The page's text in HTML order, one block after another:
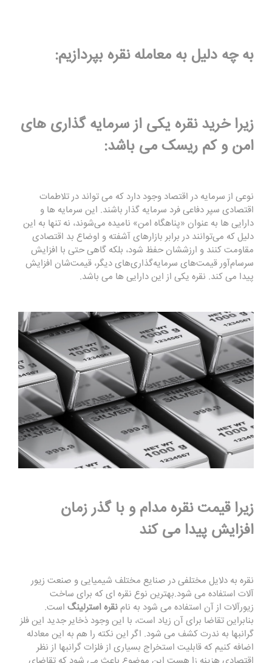
به چه دليل به معامله نقره بپردازیم:
زیرا خرید نقره یکی از سرمایه گذاری های
امن و کم ریسک می باشد:
نوعی از سرمایه در اقتصاد وجود دارد که می تواند در تلاطمات
اقتصادی سپر دفاعی فرد سرمایه گذار باشند. این سرمایه ها و
دارایی ها به عنوان «پناهگاه امن» نامیده می‌شوند، نه تنها به این
دلیل که می‌توانند در برابر بازارهای آشفته و اوضاع بد اقتصادی
مقاومت کنند و ارزششان حفظ شود، بلکه گاهی حتی با افزایش
سرسام‌آور قیمت‌های سرمایه‌گذاری‌های دیگر، قیمت‌شان افزایش
پیدا می کند. نقره یکی از این دارایی ها می باشد.
زیرا قیمت نقره مدام و با گذر زمان
افزایش پیدا می کند
نقره به دلایل مختلفی در صنایع مختلف شیمیایی و صنعت زیور
آلات استفاده می شود.بهترین نوع نقره ای که برای ساخت
زیورآلات از آن استفاده می شود به نامنقره استرلینگ است.
بنابراین تقاضا برای آن زیاد است، با این وجود ذخایر جدید این فلز
گرانبها به ندرت کشف می شود. اگر این نکته را هم به این معادله
اضافه کنیم که قابلیت استخراج بسیاری از فلزات گرانبها از نظر